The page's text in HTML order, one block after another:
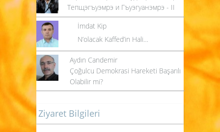
Тепщэгъуэмрэ и Гъуэгуанэмрэ - II
İmdat Kip
N’olacak Kaffed’in Hali…
Aydın Candemir
Çoğulcu Demokrasi Hareketi Başarılı
Olabilir mi?
Ziyaret Bilgileri